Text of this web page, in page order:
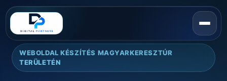
WEBOLDAL KÉSZÍTÉS MAGYARKERESZTÚR
TERÜLETÉN